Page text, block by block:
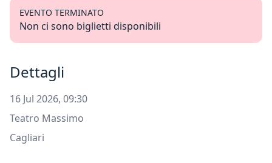
EVENTO TERMINATO
Non ci sono biglietti disponibili
Dettagli
16 Jul 2026, 09:30
Teatro Massimo
Cagliari